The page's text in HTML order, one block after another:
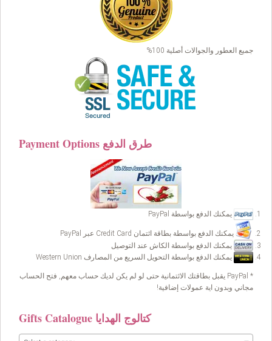
جميع العطور والجوالات أصلية 100%
Payment Options طرق الدفع
يمكنك الدفع بواسطة PayPal
يمكنك الدفع بواسطة بطاقة ائتمان Credit Card عبر PayPal
يمكنك الدفع بواسطة الكاش عند التوصيل
يمكنك الدفع بواسطة التحويل السريع من المصارف Western Union
* PayPal يقبل بطاقتك الائتمانية حتى لو لم يكن لديك حساب معهم, فتح الحساب
مجاني وبدون اية عمولات إضافية!
Gifts Catalogue كتالوج الهدايا